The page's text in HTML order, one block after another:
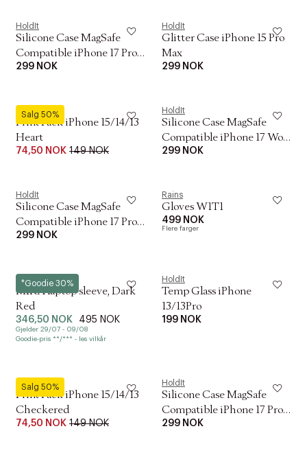
HoldIt
Silicone Case MagSafe
Compatible iPhone 17 Pro
Max Black
299 NOK
HoldIt
Glitter Case iPhone 15 Pro
Max
299 NOK
Salg 50%
HoldIt
Print Pack iPhone 15/14/13
Heart
74,50 NOK 149 NOK
HoldIt
Silicone Case MagSafe
Compatible iPhone 17 Wool
Gray
299 NOK
HoldIt
Silicone Case MagSafe
Compatible iPhone 17 Pro
Max Pale Pink
299 NOK
Rains
Gloves W1T1
499 NOK
Flere farger
*Goodie 30%
Notem
MIRA laptop sleeve, Dark
Red
346,50 NOK 495 NOK
Gjelder 29/07 - 09/08
Goodie-pris **/*** - les vilkår
HoldIt
Temp Glass iPhone
13/13Pro
199 NOK
Salg 50%
HoldIt
Print Pack iPhone 15/14/13
Checkered
74,50 NOK 149 NOK
HoldIt
Silicone Case MagSafe
Compatible iPhone 17 Pro
Chocolate
299 NOK